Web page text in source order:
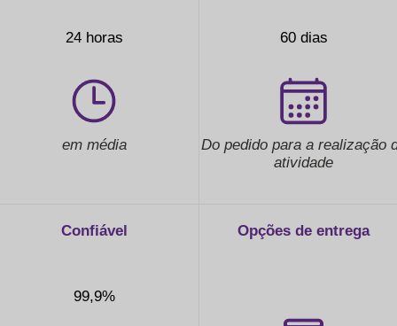
24 horas
em média
60 dias
Do pedido para a realização
atividade
Confiável
99,9%
Opções de entrega